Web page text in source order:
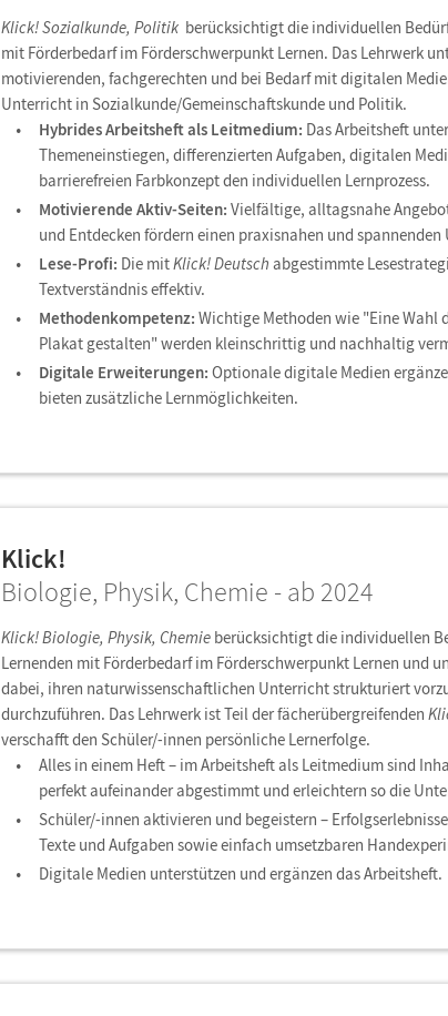
Klick! Sozialkunde, Politik berücksichtigt die individuellen
mit Förderbedarf im Förderschwerpunkt Lernen. Das Lehrwerk
motivierenden, fachgerechten und bei Bedarf mit digitalen
Unterricht in Sozialkunde/Gemeinschaftskunde und Politik.
Hybrides Arbeitsheft als Leitmedium: Das Arbeitsheft
Themeneinstiegen, differenzierten Aufgaben, digitalen
barrierefreien Farbkonzept den individuellen Lernprozess.
Motivierende Aktiv-Seiten: Vielfältige, alltagsnahe
und Entdecken fördern einen praxisnahen und
Lese-Profi: Die mitKlick! Deutsch abgestimmte
Textverständnis effektiv.
Methodenkompetenz: Wichtige Methoden wie "Eine Wahl
Plakat gestalten" werden kleinschrittig und nachhaltig
Digitale Erweiterungen: Optionale digitale Medien
bieten zusätzliche Lernmöglichkeiten.
Klick!
Biologie, Physik, Chemie - ab 2024
Klick! Biologie, Physik, Chemie berücksichtigt die individuellen
Lernenden mit Förderbedarf im Förderschwerpunkt Lernen und
dabei, ihren naturwissenschaftlichen Unterricht strukturiert
durchzuführen. Das Lehrwerk ist Teil der fächerübergreifenden
verschafft den Schüler/-innen persönliche Lernerfolge.
Alles in einem Heft – im Arbeitsheft als Leitmedium sind
perfekt aufeinander abgestimmt und erleichtern so die
Schüler/-innen aktivieren und begeistern –
Texte und Aufgaben sowie einfach umsetzbaren
Digitale Medien unterstützen und ergänzen das Arbeitsheft.